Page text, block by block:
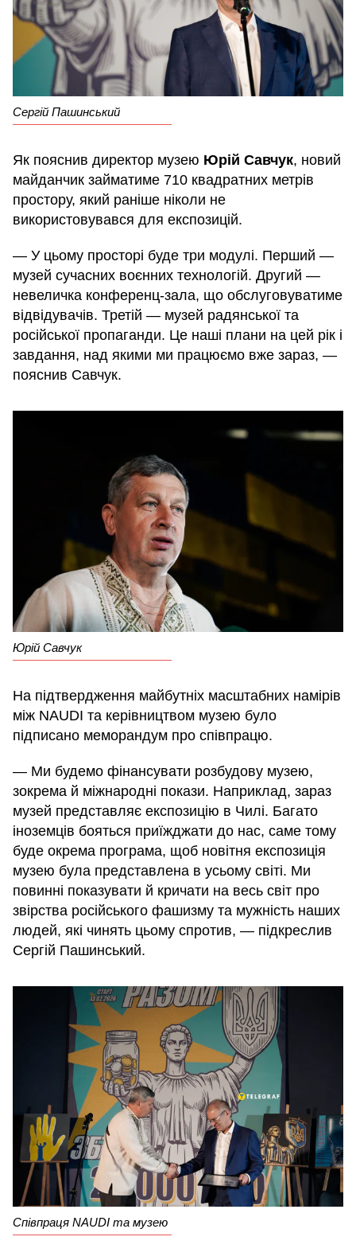
Сергій Пашинський
Як пояснив директор музею Юрій Савчук, новий
майданчик займатиме 710 квадратних метрів
простору, який раніше ніколи не
використовувався для експозицій.
— У цьому просторі буде три модулі. Перший —
музей сучасних воєнних технологій. Другий —
невеличка конференц-зала, що обслуговуватиме
відвідувачів. Третій — музей радянської та
російської пропаганди. Це наші плани на цей рік і
завдання, над якими ми працюємо вже зараз, —
пояснив Савчук.
Юрій Савчук
На підтвердження майбутніх масштабних намірів
між NAUDI та керівництвом музею було
підписано меморандум про співпрацю.
— Ми будемо фінансувати розбудову музею,
зокрема й міжнародні покази. Наприклад, зараз
музей представляє експозицію в Чилі. Багато
іноземців бояться приїжджати до нас, саме тому
буде окрема програма, щоб новітня експозиція
музею була представлена в усьому світі. Ми
повинні показувати й кричати на весь світ про
звірства російського фашизму та мужність наших
людей, які чинять цьому спротив, — підкреслив
Сергій Пашинський.
Співпраця NAUDI та музею